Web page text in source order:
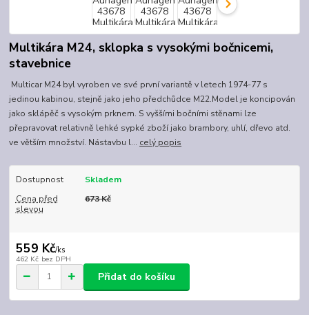
Multikára M24, sklopka s vysokými bočnicemi,
stavebnice
Multicar M24 byl vyroben ve své první variantě v letech 1974-77 s
jedinou kabinou, stejně jako jeho předchůdce M22.Model je koncipován
jako sklápěč s vysokým prknem. S vyššími bočními stěnami lze
přepravovat relativně lehké sypké zboží jako brambory, uhlí, dřevo atd.
ve větším množství. Nástavbu l... celý popis
Dostupnost
Skladem
Cena před
slevou
673 Kč
559 Kč/ks
462 Kč bez DPH
Přidat do košíku